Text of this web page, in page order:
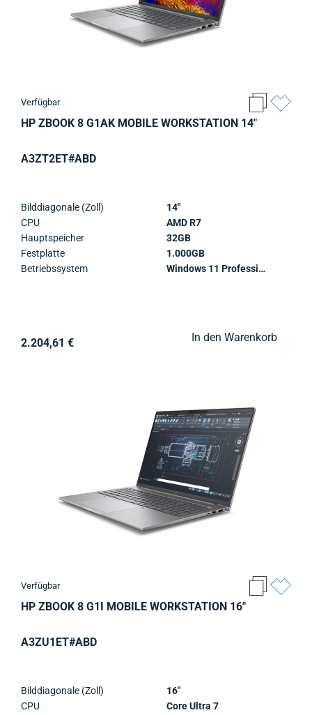
Verfügbar
HP ZBOOK 8 G1AK MOBILE WORKSTATION 14"
A3ZT2ET#ABD
Bilddiagonale (Zoll)
CPU
Hauptspeicher
Festplatte
Betriebssystem
14"
AMD R7
32GB
1.000GB
Windows 11 Professional
2.204,61 € In den Warenkorb
Verfügbar
HP ZBOOK 8 G1I MOBILE WORKSTATION 16"
A3ZU1ET#ABD
Bilddiagonale (Zoll)
CPU
16"
Core Ultra 7